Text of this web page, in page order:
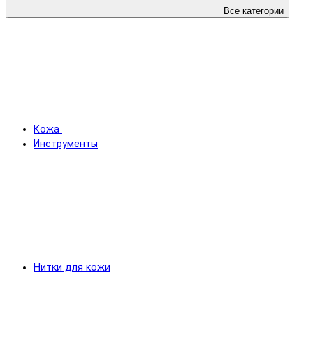
Все категории
Кожа
Инструменты
Нитки для кожи